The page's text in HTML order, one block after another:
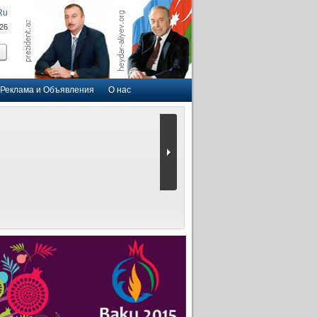
Реклама и Объявления О нас